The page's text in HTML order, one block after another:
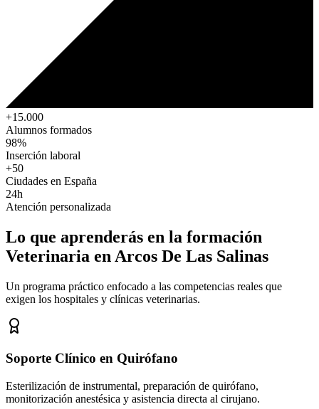
+15.000
Alumnos formados
98%
Inserción laboral
+50
Ciudades en España
24h
Atención personalizada
Lo que aprenderás en la formación
Veterinaria en Arcos De Las Salinas
Un programa práctico enfocado a las competencias reales que
exigen los hospitales y clínicas veterinarias.
Soporte Clínico en Quirófano
Esterilización de instrumental, preparación de quirófano,
monitorización anestésica y asistencia directa al cirujano.